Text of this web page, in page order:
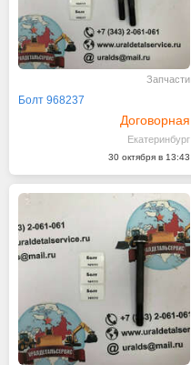
Запчасти
Болт 968237
Договорная
Екатеринбург
30 октября в 13:43